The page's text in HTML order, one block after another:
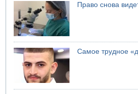
Право снова
Самое трудное